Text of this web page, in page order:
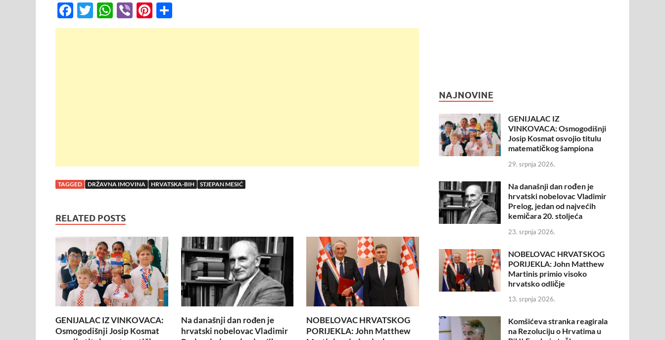
F
ac
T
w
W
h
Vi
b
Pi
nt h
TAGGED DRŽAVNA IMOVINA HRVATSKA-BIH STJEPAN MESIĆ
RELATED POSTS
GENIJALAC IZ VINKOVACA:
Osmogodišnji Josip Kosmat
Na današnji dan rođen je
hrvatski nobelovac Vladimir
NOBELOVAC HRVATSKOG
PORIJEKLA: John Matthew
NAJNOVINE
GENIJALAC IZ
VINKOVACA: Osmogodišnji
Josip Kosmat osvojio titulu
matematičkog šampiona
29. srpnja 2026.
Na današnji dan rođen je
hrvatski nobelovac Vladimir
Prelog, jedan od najvećih
kemičara 20. stoljeća
23. srpnja 2026.
NOBELOVAC HRVATSKOG
PORIJEKLA: John Matthew
Martinis primio visoko
hrvatsko odličje
13. srpnja 2026.
Komšićeva stranka reagirala
na Rezoluciju o Hrvatima u